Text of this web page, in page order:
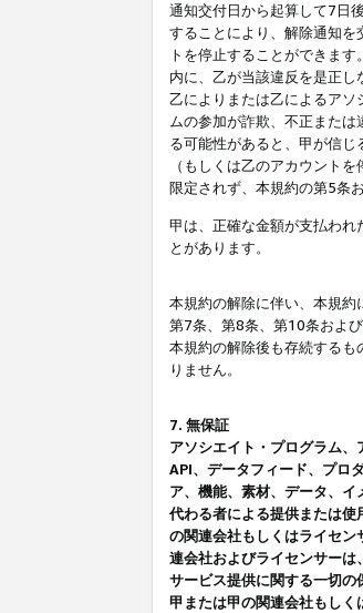
通知交付日から起算して7日
することにより、解除通知
トを停止することができま
内に、乙が当該違反を是正
乙によりまたは乙によるアソ
ムの参加が詐欺、不正また
る可能性があると、甲が信
（もしくは乙のアカウント
限定されず、本規約の第5条
甲は、正確な金額が支払わ
とがあります。
本規約の解除に伴い、本規約
第7条、第8条、第10条およ
本規約の解除後も存続する
りません。
7. 無保証
アソシエイト・プログラム
API、データフィード、プロ
ア、機能、素材、データ、
代わる者による提供または
の関連会社もしくはライセ
連会社およびライセンサーは
サービス提供に関する一切の
甲または甲の関連会社もし